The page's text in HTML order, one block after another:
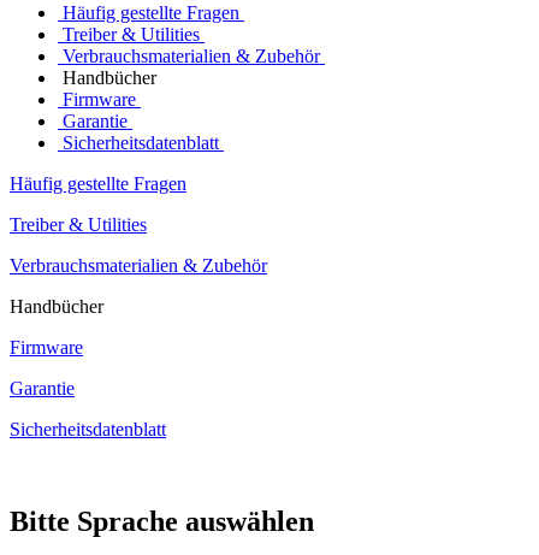
Häufig gestellte Fragen
Treiber & Utilities
Verbrauchsmaterialien & Zubehör
Handbücher
Firmware
Garantie
Sicherheitsdatenblatt
Häufig gestellte Fragen
Treiber & Utilities
Verbrauchsmaterialien & Zubehör
Handbücher
Firmware
Garantie
Sicherheitsdatenblatt
Bitte Sprache auswählen